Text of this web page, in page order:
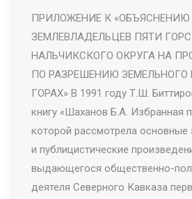
ПРИЛОЖЕНИЕ К «ОБЪЯСНЕНИЮ
ЗЕМЛЕВЛАДЕЛЬЦЕВ ПЯТИ
НАЛЬЧИКСКОГО ОКРУГА НА
ПО РАЗРЕШЕНИЮ ЗЕМЕЛЬНОГО
ГОРАХ» В 1991 году Т.Ш.
книгу «Шаханов Б.А. Избранная
которой рассмотрела основные
и публицистические
выдающегося общественно-
деятеля Северного Кавказа